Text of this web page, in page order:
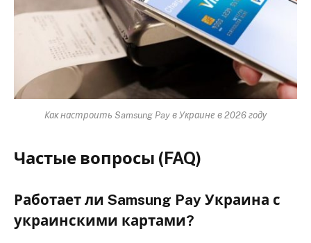
Как настроить Samsung Pay в Украине в 2026 году
Частые вопросы (FAQ)
Работает ли Samsung Pay Украина с
украинскими картами?